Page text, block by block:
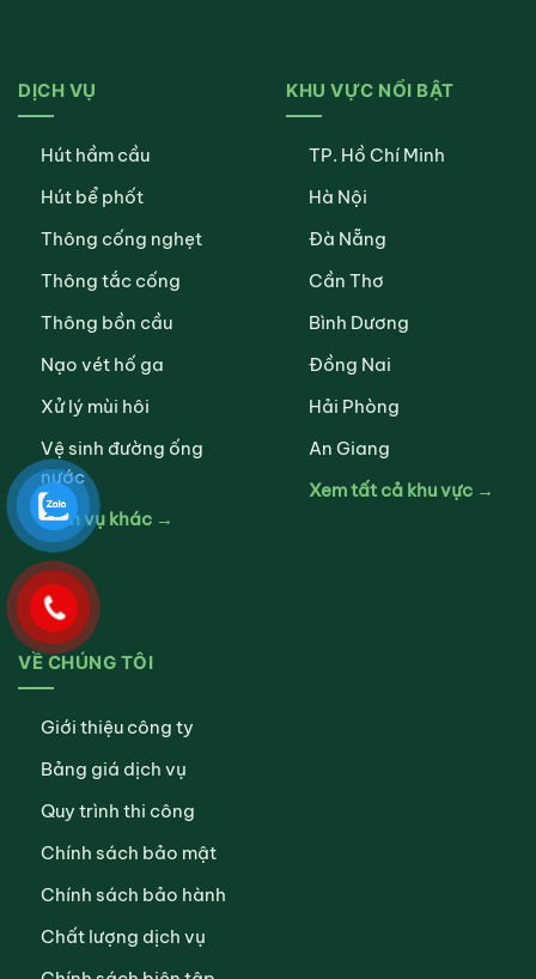
DỊCH VỤ
Hút hầm cầu
Hút bể phốt
Thông cống nghẹt
Thông tắc cống
Thông bồn cầu
Nạo vét hố ga
Xử lý mùi hôi
Vệ sinh đường ống
nước
Dịch vụ khác →
KHU VỰC NỔI BẬT
TP. Hồ Chí Minh
Hà Nội
Đà Nẵng
Cần Thơ
Bình Dương
Đồng Nai
Hải Phòng
An Giang
Xem tất cả khu vực →
VỀ CHÚNG TÔI
Giới thiệu công ty
Bảng giá dịch vụ
Quy trình thi công
Chính sách bảo mật
Chính sách bảo hành
Chất lượng dịch vụ